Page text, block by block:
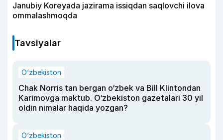
Janubiy Koreyada jazirama issiqdan saqlovchi ilova
ommalashmoqda
Tavsiyalar
O‘zbekiston
Chak Norris tan bergan o‘zbek va Bill Klintondan
Karimovga maktub. O‘zbekiston gazetalari 30 yil
oldin nimalar haqida yozgan?
O‘zbekiston